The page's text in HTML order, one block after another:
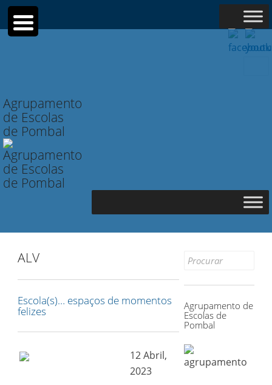
Agrupamento
de Escolas
de Pombal
ALV
Escola(s)… espaços de momentos
felizes
12 Abril,
2023
Search
Agrupamento de
Escolas de
Pombal